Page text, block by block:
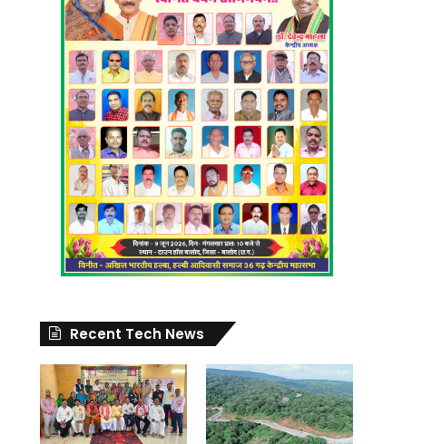
Recent Tech News